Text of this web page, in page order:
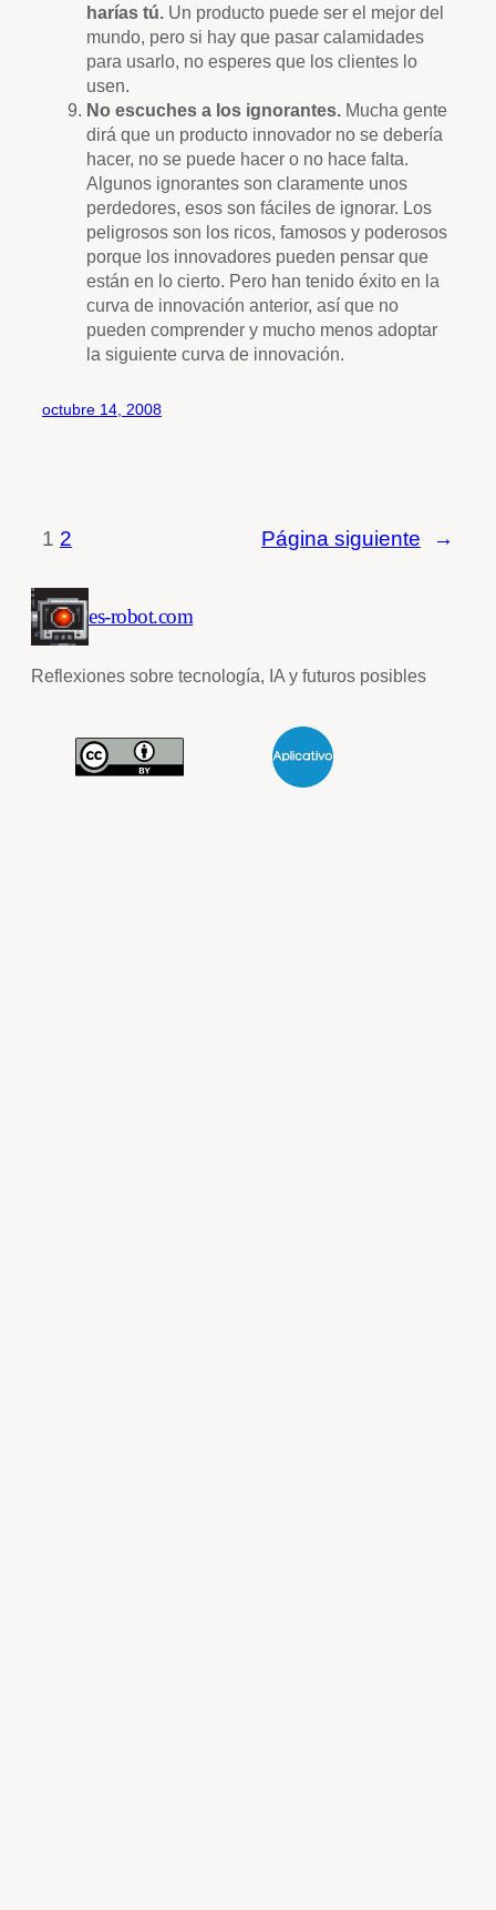
harías tú. Un producto puede ser el mejor del
mundo, pero si hay que pasar calamidades
para usarlo, no esperes que los clientes lo
usen.
No escuches a los ignorantes. Mucha gente
dirá que un producto innovador no se debería
hacer, no se puede hacer o no hace falta.
Algunos ignorantes son claramente unos
perdedores, esos son fáciles de ignorar. Los
peligrosos son los ricos, famosos y poderosos
porque los innovadores pueden pensar que
están en lo cierto. Pero han tenido éxito en la
curva de innovación anterior, así que no
pueden comprender y mucho menos adoptar
la siguiente curva de innovación.
octubre 14, 2008
1 2 Página siguiente →
es-robot.com
Reflexiones sobre tecnología, IA y futuros posibles